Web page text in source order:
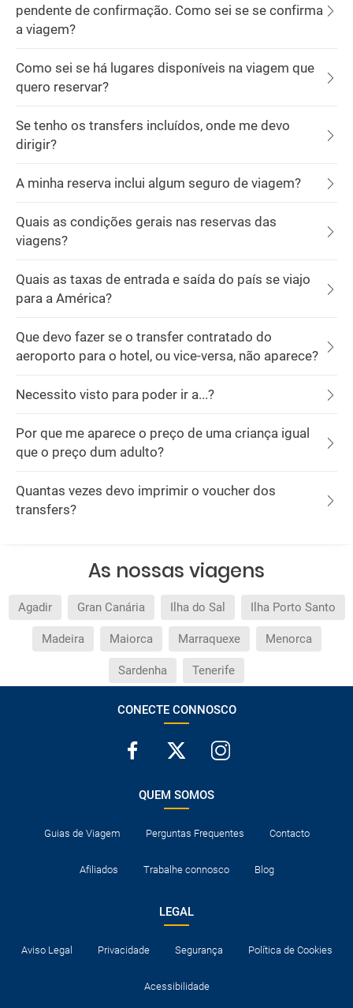
pendente de confirmação. Como sei se se confirma
a viagem?
Como sei se há lugares disponíveis na viagem que
quero reservar?
Se tenho os transfers incluídos, onde me devo
dirigir?
A minha reserva inclui algum seguro de viagem?
Quais as condições gerais nas reservas das
viagens?
Quais as taxas de entrada e saída do país se viajo
para a América?
Que devo fazer se o transfer contratado do
aeroporto para o hotel, ou vice-versa, não aparece?
Necessito visto para poder ir a...?
Por que me aparece o preço de uma criança igual
que o preço dum adulto?
Quantas vezes devo imprimir o voucher dos
transfers?
As nossas viagens
Agadir Gran Canária Ilha do Sal Ilha Porto Santo
Madeira Maiorca Marraquexe Menorca
Sardenha Tenerife
CONECTE CONNOSCO
QUEM SOMOS
Guias de Viagem Perguntas Frequentes Contacto
Afiliados Trabalhe connosco Blog
LEGAL
Aviso Legal Privacidade Segurança Política de Cookies
Acessibilidade